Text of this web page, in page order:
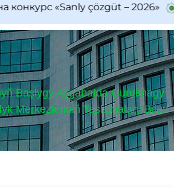
«Sanly çözgüt – 2026»
Başlygy Aşgabatda Gurulmagy
Merkezleriniň Taslamalary Bilen